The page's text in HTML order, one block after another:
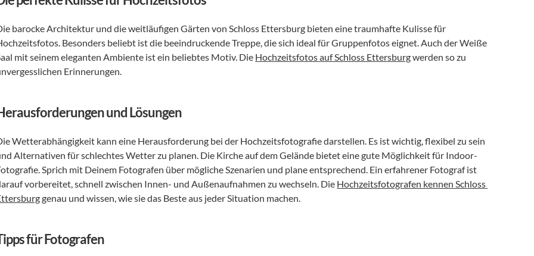
barocke Architektur und die weitläufigen Gärten von Schloss Ettersburg bieten eine traumhafte Kulisse für
Besonders beliebt ist die beeindruckende Treppe, die sich ideal für Gruppenfotos eignet. Auch der Weiße
mit seinem eleganten Ambiente ist ein beliebtes Motiv. Die Hochzeitsfotos auf Schloss Ettersburg werden so zu
Erinnerungen.
und Lösungen
Wetterabhängigkeit kann eine Herausforderung bei der Hochzeitsfotografie darstellen. Es ist wichtig, flexibel zu sein
Alternativen für schlechtes Wetter zu planen. Die Kirche auf dem Gelände bietet eine gute Möglichkeit für Indoor-
Sprich mit Deinem Fotografen über mögliche Szenarien und plane entsprechend. Ein erfahrener Fotograf ist
vorbereitet, schnell zwischen Innen- und Außenaufnahmen zu wechseln. Die Hochzeitsfotografen kennen Schloss
genau und wissen, wie sie das Beste aus jeder Situation machen.
für Fotografen